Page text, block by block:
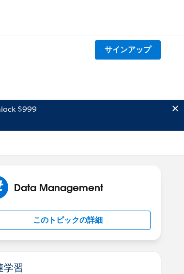
サインアップ
$999
Data Management
このトピックの詳細
学習